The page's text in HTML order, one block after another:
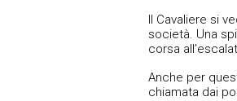
Il Cavaliere si
società. Una
corsa
Anche per
chiamata dai